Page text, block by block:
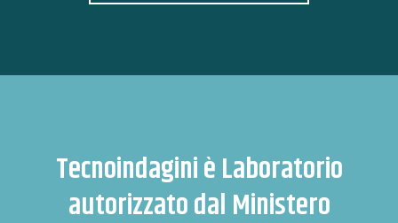
Tecnoindagini èLaboratorio
autorizzato dal Ministero